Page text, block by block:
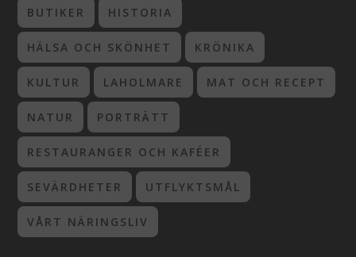
BUTIKER HISTORIA
HÄLSA OCH SKÖNHET KRÖNIKA
KULTUR LAHOLMARE MAT OCH RECEPT
NATUR PORTRÄTT
RESTAURANGER OCH KAFÉER
SEVÄRDHETER UTFLYKTSMÅL
VÅRT NÄRINGSLIV